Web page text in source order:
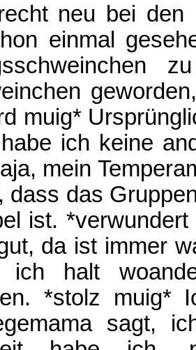
neu bei den
einmal
muig*
ich keine
mein
dass das
ist.
da ist immer
ich halt
*stolz muig*
sagt,